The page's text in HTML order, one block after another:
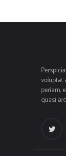
voluptat
periam,
quasi